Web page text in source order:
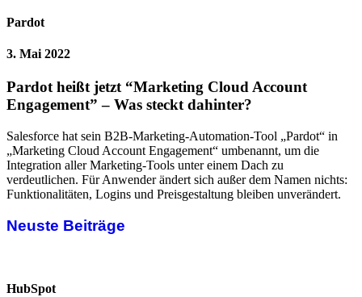
Pardot
3. Mai 2022
Pardot heißt jetzt “Marketing Cloud Account
Engagement” – Was steckt dahinter?
Salesforce hat sein B2B-Marketing-Automation-Tool „Pardot“ in
„Marketing Cloud Account Engagement“ umbenannt, um die
Integration aller Marketing-Tools unter einem Dach zu
verdeutlichen. Für Anwender ändert sich außer dem Namen nichts:
Funktionalitäten, Logins und Preisgestaltung bleiben unverändert.
Neuste Beiträge
HubSpot